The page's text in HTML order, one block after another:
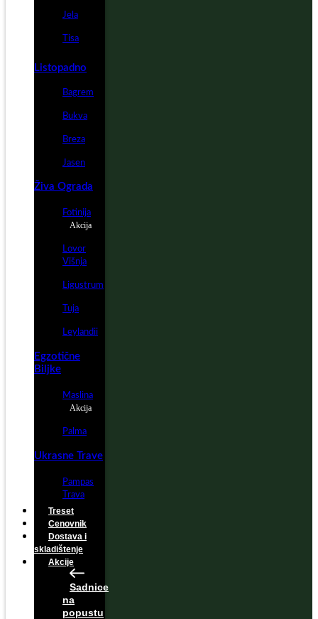
Jela
Tisa
Listopadno
Bagrem
Bukva
Breza
Jasen
Živa Ograda
Fotinija
Akcija
Lovor
Višnja
Ligustrum
Tuja
Leylandii
Egzotične
Biljke
Maslina
Akcija
Palma
Ukrasne Trave
Pampas
Trava
Treset
Cenovnik
Dostava i
skladištenje
Akcije
Sadnice
na
popustu